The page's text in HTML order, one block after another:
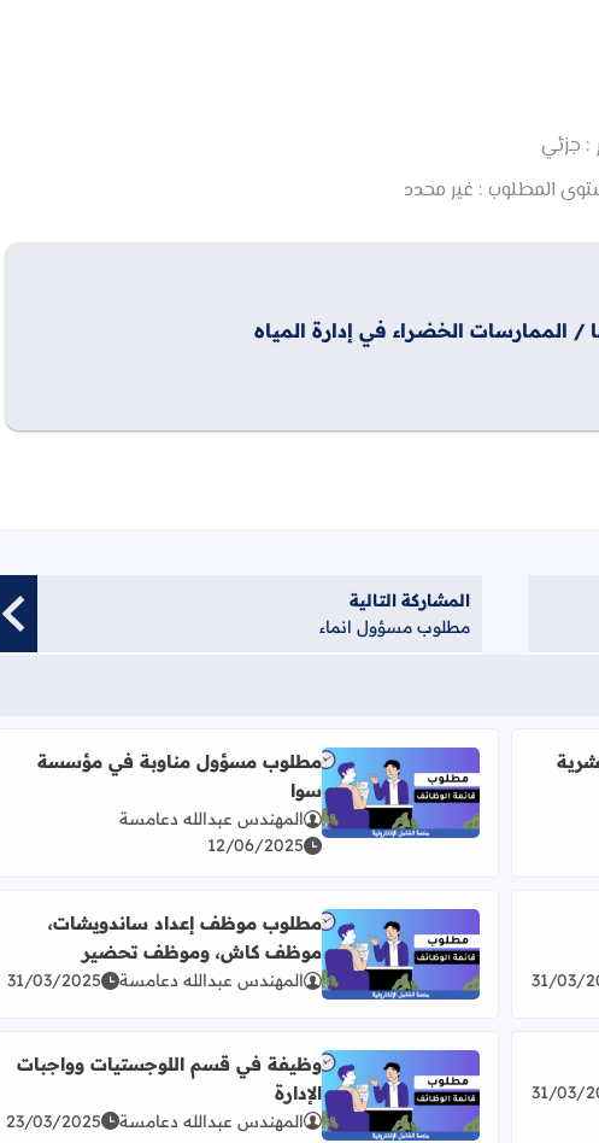
: جزئي
المطلوب : غير محدد
الممارسات الخضراء في إدارة المياه
المشاركة التالية
مطلوب مسؤول انماء
اقرأ المزيد عن مطلوب مسؤول مناوبة في مؤسسة سوا
مطلوب مسؤول مناوبة في مؤسسة
سوا
المهندس عبدالله دعامسة
12/06/2025
31/03/
اقرأ المزيد عن مطلوب موظف إعداد ساندويشات،
مطلوب موظف إعداد ساندويشات،
موظف كاش، وموظف تحضير
المهندس عبدالله دعامسة 31/03/2025
31/03/
اقرأ المزيد عن وظيفة في قسم اللوجستيات وواجبات
وظيفة في قسم اللوجستيات وواجبات
الإدارة
المهندس عبدالله دعامسة 23/03/2025